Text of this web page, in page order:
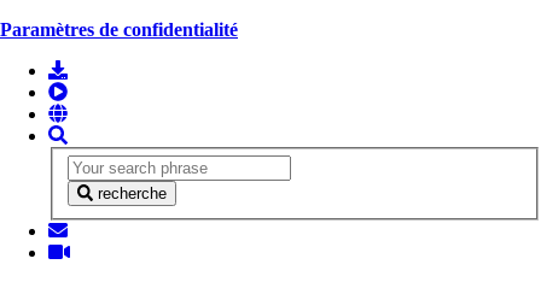
Paramètres de confidentialité
recherche